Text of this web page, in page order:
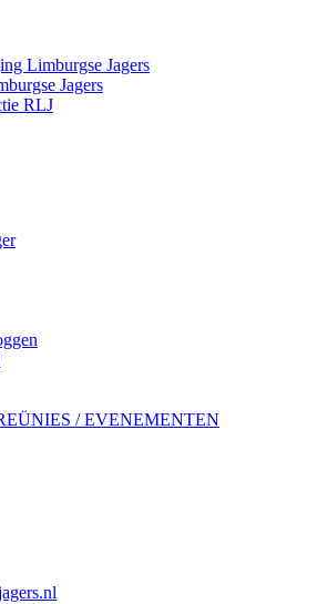
Limburgse Jagers
Jagers
RLJ
/ EVENEMENTEN